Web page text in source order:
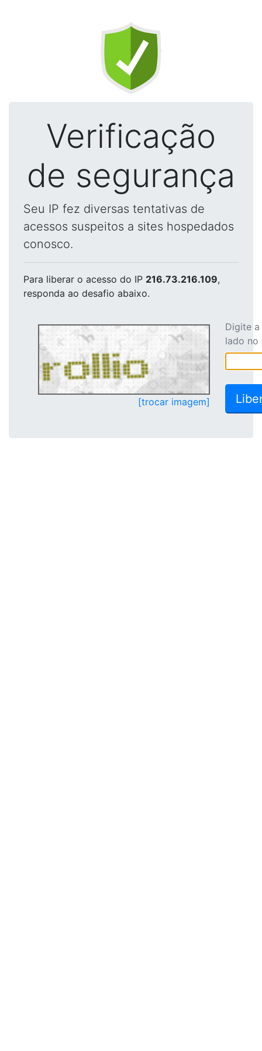
Verificação
de segurança
Seu IP fez diversas tentativas de
acessos suspeitos a sites hospedados
conosco.
Para liberar o acesso do IP 216.73.216.109,
responda ao desafio abaixo.
[trocar imagem]
Digite
lado no